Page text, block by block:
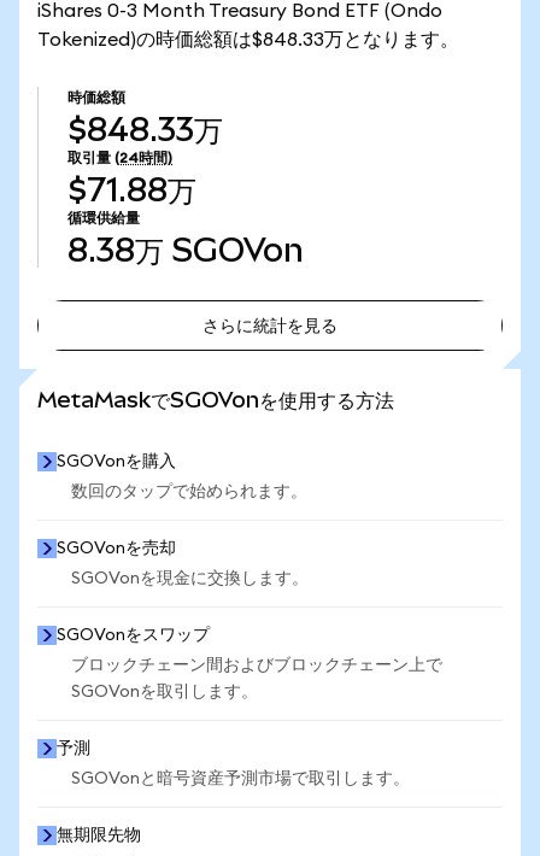
iShares 0-3 Month Treasury Bond ETF (Ondo
Tokenized)の時価総額は$848.33万となります。
時価総額
$848.33万
取引量 (24時間)
$71.88万
循環供給量
8.38万 SGOVon
さらに統計を見る
MetaMaskでSGOVonを使用する方法
SGOVonを購入
数回のタップで始められます。
SGOVonを売却
SGOVonを現金に交換します。
SGOVonをスワップ
ブロックチェーン間およびブロックチェーン上で
SGOVonを取引します。
予測
SGOVonと暗号資産予測市場で取引します。
無期限先物